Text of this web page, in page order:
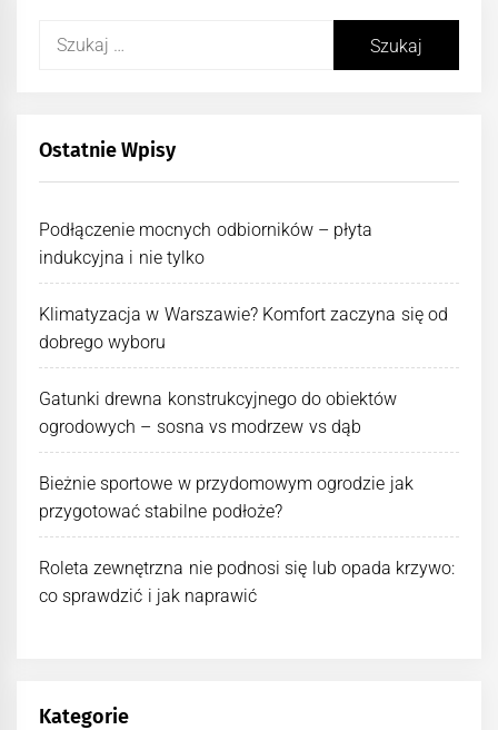
Ostatnie Wpisy
Podłączenie mocnych odbiorników – płyta
indukcyjna i nie tylko
Klimatyzacja w Warszawie? Komfort zaczyna się od
dobrego wyboru
Gatunki drewna konstrukcyjnego do obiektów
ogrodowych – sosna vs modrzew vs dąb
Bieżnie sportowe w przydomowym ogrodzie jak
przygotować stabilne podłoże?
Roleta zewnętrzna nie podnosi się lub opada krzywo:
co sprawdzić i jak naprawić
Kategorie